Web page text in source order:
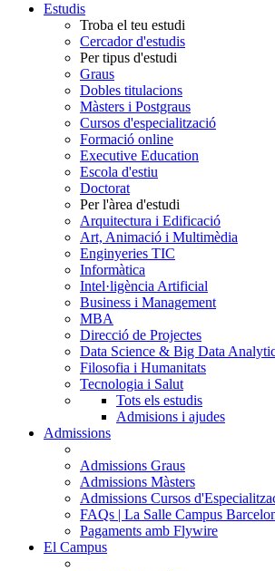
Estudis
Troba el teu estudi
Cercador d'estudis
Per tipus d'estudi
Graus
Dobles titulacions
Màsters i Postgraus
Cursos d'especialització
Formació online
Executive Education
Escola d'estiu
Doctorat
Per l'àrea d'estudi
Arquitectura i Edificació
Art, Animació i Multimèdia
Enginyeries TIC
Informàtica
Intel·ligència Artificial
Business i Management
MBA
Direcció de Projectes
Data Science & Big Data
Filosofia i Humanitats
Tecnologia i Salut
Tots els estudis
Admisions i ajudes
Admissions
Admissions Graus
Admissions Màsters
Admissions Cursos
FAQs | La Salle Campus
Pagaments amb Flywire
El Campus